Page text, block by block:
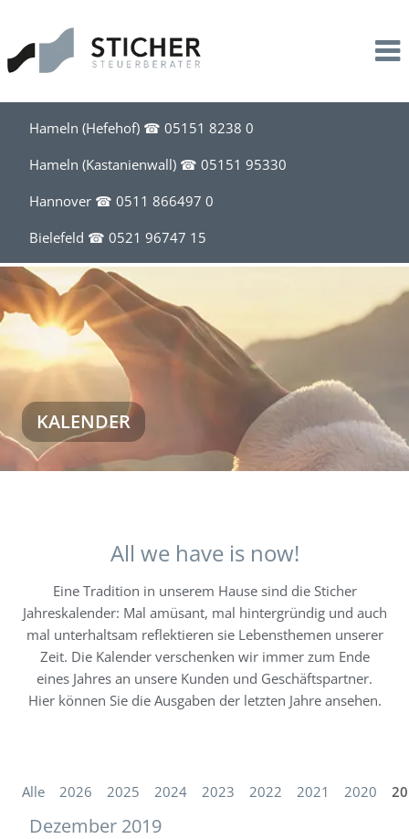
Hameln (Hefehof) ☎ 05151 8238 0
Hameln (Kastanienwall) ☎ 05151 95330
Hannover ☎ 0511 866497 0
Bielefeld ☎ 0521 96747 15
KALENDER
All we have is now!
Eine Tradition in unserem Hause sind die Sticher
Jahreskalender: Mal amüsant, mal hintergründig und auch
mal unterhaltsam reflektieren sie Lebensthemen unserer
Zeit. Die Kalender verschenken wir immer zum Ende
eines Jahres an unsere Kunden und Geschäftspartner.
Hier können Sie die Ausgaben der letzten Jahre ansehen.
Alle 2026 2025 2024 2023 2022 2021 2020
Dezember 2019
Steuerberatung
Lohnbuchhaltung
Existenzgründung
Akademische Heilberufe
Steuerberatung für Apotheken
Steuerberatung für Friseure
Steuerberatung für Handel, Handwerk, Bau
Steuerservice
Profil
Team